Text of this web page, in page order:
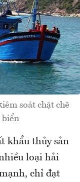
soát chặt chẽ
biển
khẩu thủy sản
loại hải
chỉ đạt